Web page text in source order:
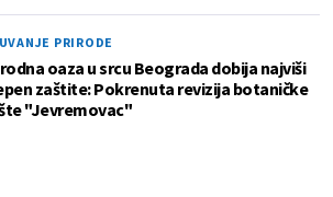
PRIRODE
oaza u srcu Beograda dobija najviši
zaštite: Pokrenuta revizija botaničke
"Jevremovac"